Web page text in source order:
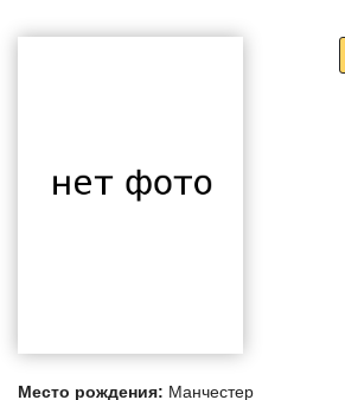
Место рождения: Манчестер